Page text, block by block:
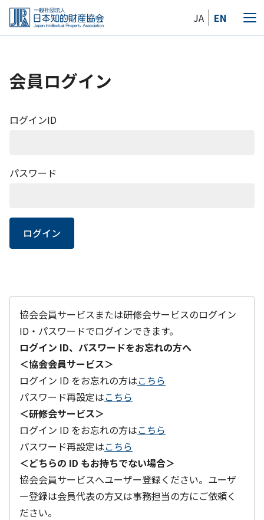
Skip
the
JA EN
メ
会員ログイン
ログインID
パスワード
ログイン
協会会員サービスまたは研修会サービスのログイン
ID・パスワードでログインできます。
ログイン ID、パスワードをお忘れの方へ
＜協会会員サービス＞
ログイン ID をお忘れの方はこちら
パスワード再設定はこちら
＜研修会サービス＞
ログイン ID をお忘れの方はこちら
パスワード再設定はこちら
＜どちらの ID もお持ちでない場合＞
協会会員サービスへユーザー登録ください。ユーザ
ー登録は会員代表の方又は事務担当の方にご依頼く
ださい。